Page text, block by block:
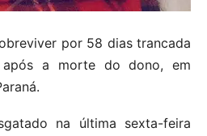
por 58 dias trancada
após a morte do dono, em
na última sexta-feira